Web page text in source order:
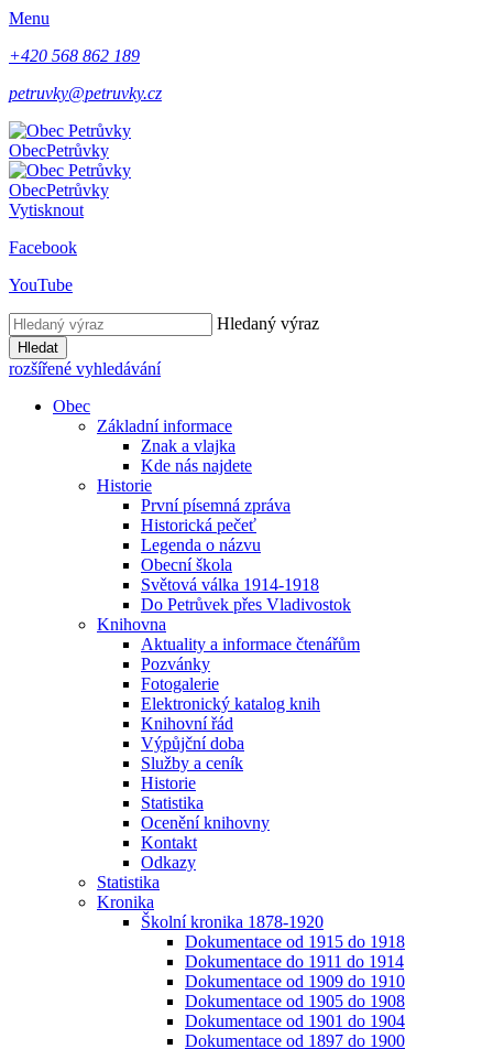
Menu
+420 568 862 189
petruvky@petruvky.cz
ObecPetrůvky
ObecPetrůvky
Vytisknout
Facebook
YouTube
Hledaný výraz
Hledat
rozšířené vyhledávání
Obec
Základní informace
Znak a vlajka
Kde nás najdete
Historie
První písemná zpráva
Historická pečeť
Legenda o názvu
Obecní škola
Světová válka 1914-1918
Do Petrůvek přes Vladivostok
Knihovna
Aktuality a informace čtenářům
Pozvánky
Fotogalerie
Elektronický katalog knih
Knihovní řád
Výpůjční doba
Služby a ceník
Historie
Statistika
Ocenění knihovny
Kontakt
Odkazy
Statistika
Kronika
Školní kronika 1878-1920
Dokumentace od 1915 do 1918
Dokumentace do 1911 do 1914
Dokumentace od 1909 do 1910
Dokumentace od 1905 do 1908
Dokumentace od 1901 do 1904
Dokumentace od 1897 do 1900